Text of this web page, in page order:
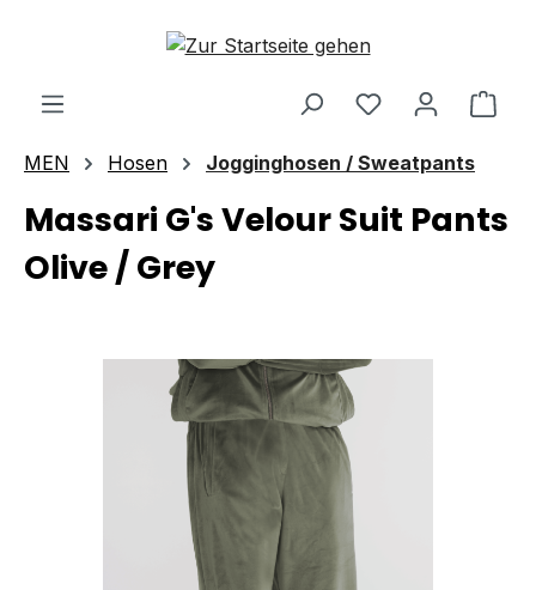
Zum Hauptinhalt springen
MEN Hosen Jogginghosen / Sweatpants
Massari G's Velour Suit Pants
Olive / Grey
Bildergalerie überspringen